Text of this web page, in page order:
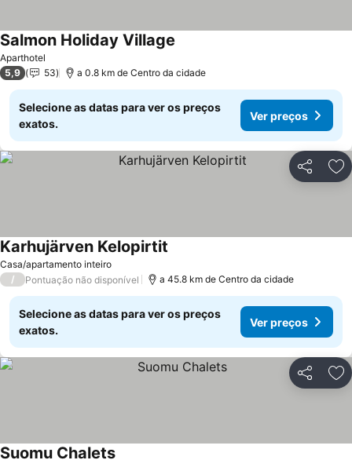
Aparthotel
Salmon Holiday Village
5,9 53 a 0.8 km de Centro da cidade
Selecione as datas para ver os preços
exatos.
Ver preços
Partilhar
Casa/apartamento inteiro
Karhujärven Kelopirtit
/ Pontuação não disponível a 45.8 km de Centro da cidade
Selecione as datas para ver os preços
exatos.
Ver preços
Partilhar
Suomu Chalets